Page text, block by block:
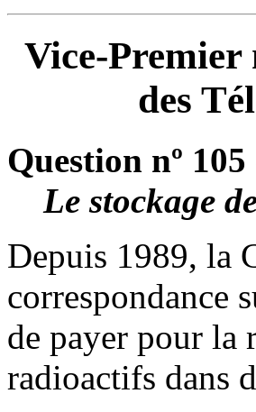
Vice-Premier
des
Question nº
Le stockage
Depuis 1989, la
correspondance
de payer pour la
radioactifs dans